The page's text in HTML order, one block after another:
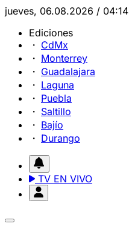
jueves, 06.08.2026 / 04:14
Ediciones
CdMx
Monterrey
Guadalajara
Laguna
Puebla
Saltillo
Bajío
Durango
TV EN VIVO